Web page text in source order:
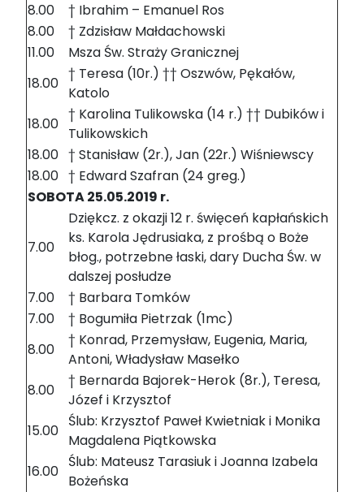
8.00
† Ibrahim – Emanuel Ros
8.00
† Zdzisław Małdachowski
11.00
Msza Św. Straży Granicznej
18.00
† Teresa (10r.) †† Oszwów, Pękałów,
Katolo
18.00
† Karolina Tulikowska (14 r.) †† Dubików i
Tulikowskich
18.00 † Stanisław (2r.), Jan (22r.) Wiśniewscy
18.00 † Edward Szafran (24 greg.)
SOBOTA 25.05.2019 r.
7.00
Dziękcz. z okazji 12 r. święceń kapłańskich
ks. Karola Jędrusiaka, z prośbą o Boże
błog., potrzebne łaski, dary Ducha Św. w
dalszej posłudze
7.00
† Barbara Tomków
7.00
† Bogumiła Pietrzak (1mc)
8.00
† Konrad, Przemysław, Eugenia, Maria,
Antoni, Władysław Masełko
8.00
† Bernarda Bajorek-Herok (8r.), Teresa,
Józef i Krzysztof
15.00
Ślub: Krzysztof Paweł Kwietniak i Monika
Magdalena Piątkowska
16.00
Ślub: Mateusz Tarasiuk i Joanna Izabela
Bożeńska